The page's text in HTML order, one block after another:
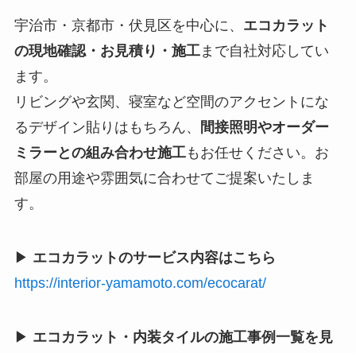
宇治市・京都市・伏見区を中心に、 エコカラット
の現地確認・お見積り・施工まで自社対応してい
ます。
リビングや玄関、寝室など空間のアクセントにな
るデザイン貼りはもちろん、
間接照明やオーダー
ミラーとの組み合わせ施工もお任せください。お
部屋の用途や雰囲気に合わせてご提案いたしま
す。
▶ エコカラットのサービス内容はこちら
https://interior-yamamoto.com/ecocarat/
▶ エコカラット・内装タイルの施工事例一覧を見